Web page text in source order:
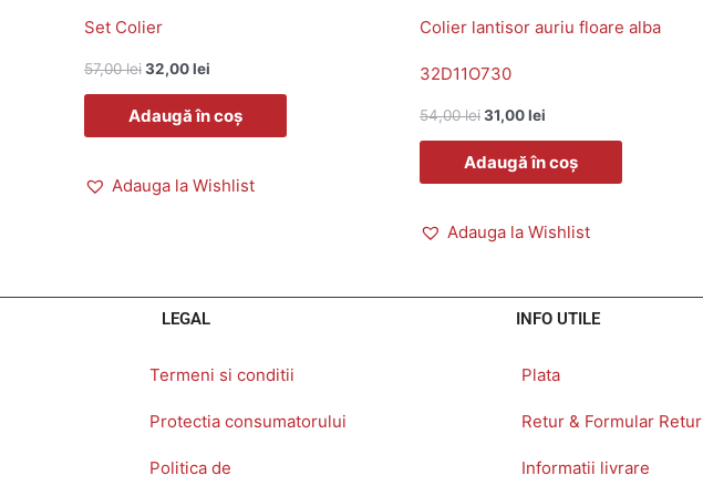
Set Colier
57,00lei32,00lei
Adaugă în coș
Adauga la Wishlist
Colier lantisor auriu floare alba
32D11O730
54,00lei31,00lei
Adaugă în coș
Adauga la Wishlist
LEGAL
Termeni si conditii
Protectia consumatorului
Politica de
INFO UTILE
Plata
Retur & Formular Retur
Informatii livrare